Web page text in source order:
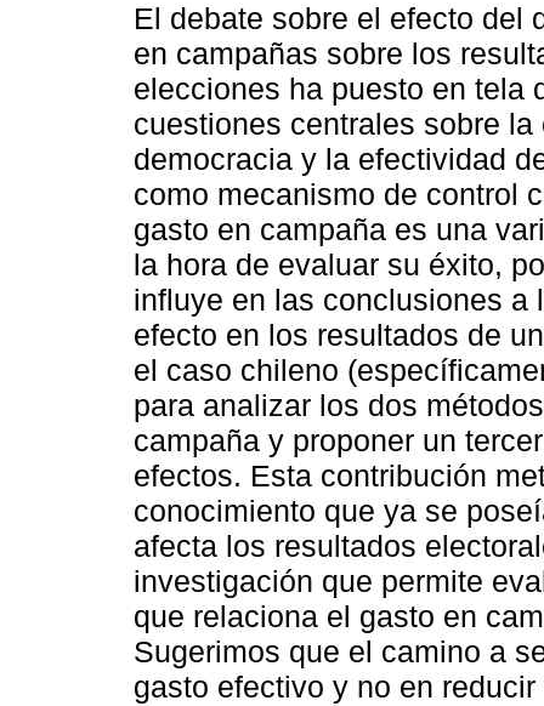
El debate sobre el efecto del
en campañas sobre los
elecciones ha puesto en tela
cuestiones centrales sobre la
democracia y la efectividad
como mecanismo de control
gasto en campaña es una
la hora de evaluar su éxito,
influye en las conclusiones a
efecto en los resultados de
el caso chileno
para analizar los dos
campaña y proponer un
efectos. Esta contribución
conocimiento que ya se
afecta los resultados
investigación que permite
que relaciona el gasto en
Sugerimos que el camino a
gasto efectivo y no en